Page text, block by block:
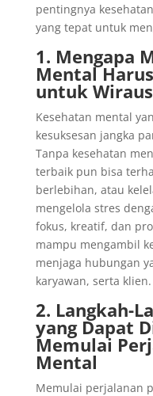
pentingnya
yang tepat untuk
1. Mengapa
Mental
untuk
Kesehatan mental
kesuksesan jangka
Tanpa kesehatan
terbaik pun bisa
berlebihan, atau
mengelola stres
fokus, kreatif, dan
mampu mengambil
menjaga hubungan
karyawan, serta klien.
2. Langkah-
yang Dapat
Memulai
Mental
Memulai perjalanan